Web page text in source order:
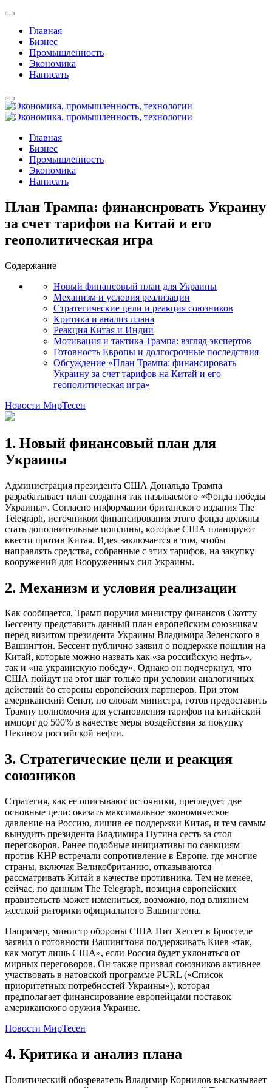
Главная
Бизнес
Промышленность
Экономика
Написать
Главная
Бизнес
Промышленность
Экономика
Написать
План Трампа: финансировать Украину
за счет тарифов на Китай и его
геополитическая игра
Содержание
Новый финансовый план для Украины
Механизм и условия реализации
Стратегические цели и реакция союзников
Критика и анализ плана
Реакция Китая и Индии
Мотивация и тактика Трампа: взгляд экспертов
Готовность Европы и долгосрочные последствия
Обсуждение «План Трампа: финансировать
Украину за счет тарифов на Китай и его
геополитическая игра»
Новости МирТесен
1. Новый финансовый план для
Украины
Администрация президента США Дональда Трампа
разрабатывает план создания так называемого «Фонда победы
Украины». Согласно информации британского издания The
Telegraph, источником финансирования этого фонда должны
стать дополнительные пошлины, которые США планируют
ввести против Китая. Идея заключается в том, чтобы
направлять средства, собранные с этих тарифов, на закупку
вооружений для Вооруженных сил Украины.
2. Механизм и условия реализации
Как сообщается, Трамп поручил министру финансов Скотту
Бессенту представить данный план европейским союзникам
перед визитом президента Украины Владимира Зеленского в
Вашингтон. Бессент публично заявил о поддержке пошлин на
Китай, которые можно назвать как «за российскую нефть»,
так и «на украинскую победу». Однако он подчеркнул, что
США пойдут на этот шаг только при условии аналогичных
действий со стороны европейских партнеров. При этом
американский Сенат, по словам министра, готов предоставить
Трампу полномочия для установления тарифов на китайский
импорт до 500% в качестве меры воздействия за покупку
Пекином российской нефти.
3. Стратегические цели и реакция
союзников
Стратегия, как ее описывают источники, преследует две
основные цели: оказать максимальное экономическое
давление на Россию, лишив ее поддержки Китая, и тем самым
вынудить президента Владимира Путина сесть за стол
переговоров. Ранее подобные инициативы по санкциям
против КНР встречали сопротивление в Европе, где многие
страны, включая Великобританию, отказываются
рассматривать Китай в качестве противника. Тем не менее,
сейчас, по данным The Telegraph, позиция европейских
правительств может измениться, возможно, под влиянием
жесткой риторики официального Вашингтона.
Например, министр обороны США Пит Хегсет в Брюсселе
заявил о готовности Вашингтона поддерживать Киев «так,
как могут лишь США», если Россия будет уклоняться от
мирных переговоров. Он также призвал союзников активнее
участвовать в натовской программе PURL («Список
приоритетных потребностей Украины»), которая
предполагает финансирование европейцами поставок
американского оружия Украине.
Новости МирТесен
4. Критика и анализ плана
Политический обозреватель Владимир Корнилов высказывает